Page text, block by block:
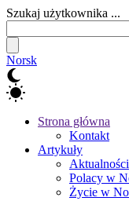
Szukaj użytkownika ...
Norsk
Strona główna
Kontakt
Artykuły
Aktualności
Polacy w
Życie w